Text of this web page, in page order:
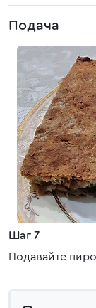
Подача
Шаг 7
Подавайте